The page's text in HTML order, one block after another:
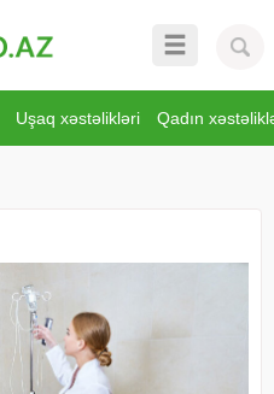
Uşaq xəstəlikləri Qadın